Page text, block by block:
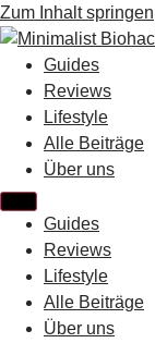
Zum Inhalt springen
Guides
Reviews
Lifestyle
Alle Beiträge
Über uns
Guides
Reviews
Lifestyle
Alle Beiträge
Über uns